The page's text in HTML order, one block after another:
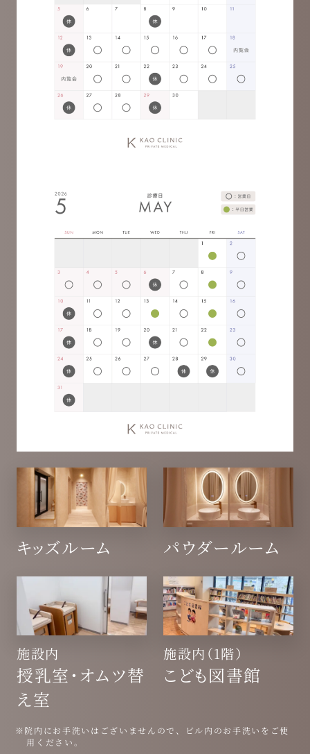
キッズルーム パウダールーム
施設内
授乳室・オムツ替
え室
施設内（1階）
こども図書館
※院内にお手洗いはございませんので、ビル内のお手洗いをご使
用ください。